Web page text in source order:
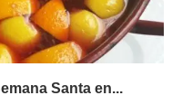
Santa en...